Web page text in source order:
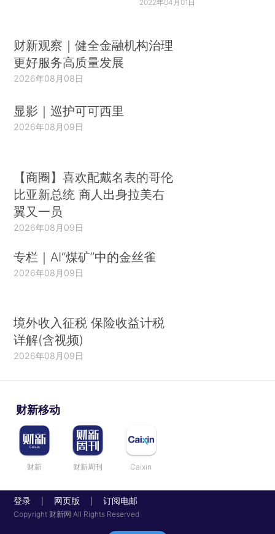
2022年04月01日
财新观察｜健全金融机构治理
更好服务高质量发展
2026年08月08日
显影｜巡护可可西里
2026年08月09日
【商圈】喜欢配戴名表的哥伦
比亚新总统 商人出身拉美右
翼又一员
2026年08月09日
专栏｜AI“煤矿”中的金丝雀
2026年08月09日
境外收入征税 保险收益计税
详解(含视频)
2026年08月09日
财新移动
财新 财新周刊 Caixin
登录 网页版 订阅电邮
Copyright 财新网 All Rights Reserved